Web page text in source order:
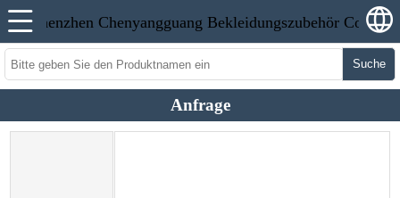
Suche
Anfrage